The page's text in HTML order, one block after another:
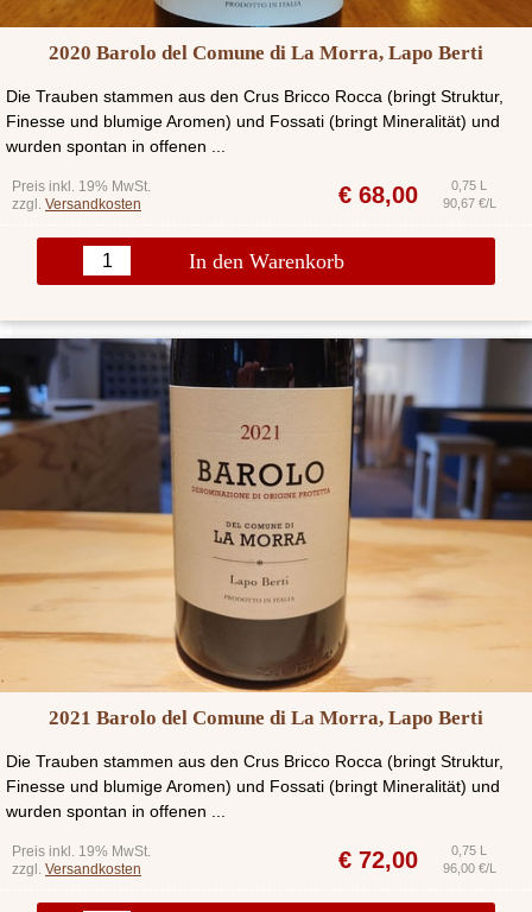
2020 Barolo del Comune di La Morra, Lapo Berti
Die Trauben stammen aus den Crus Bricco Rocca (bringt Struktur,
Finesse und blumige Aromen) und Fossati (bringt Mineralität) und
wurden spontan in offenen ...
Preis inkl. 19% MwSt.
zzgl. Versandkosten € 68,00
0,75 L
90,67 €/L
In den Warenkorb
2021 Barolo del Comune di La Morra, Lapo Berti
Die Trauben stammen aus den Crus Bricco Rocca (bringt Struktur,
Finesse und blumige Aromen) und Fossati (bringt Mineralität) und
wurden spontan in offenen ...
Preis inkl. 19% MwSt.
zzgl. Versandkosten € 72,00
0,75 L
96,00 €/L